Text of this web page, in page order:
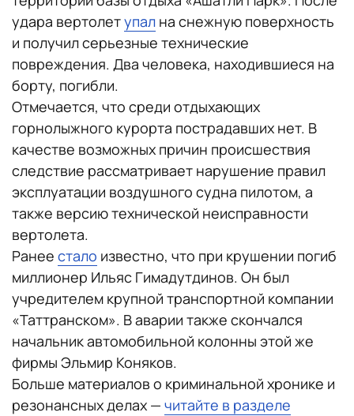
удара вертолетупал на снежную поверхность
и получил серьезные технические
повреждения. Два человека, находившиеся на
борту, погибли.
Отмечается, что среди отдыхающих
горнолыжного курорта пострадавших нет. В
качестве возможных причин происшествия
следствие рассматривает нарушение правил
эксплуатации воздушного судна пилотом, а
также версию технической неисправности
вертолета.
Ранее стало известно, что при крушении погиб
миллионер Ильяс Гимадутдинов. Он был
учредителем крупной транспортной компании
«Таттранском». В аварии также скончался
начальник автомобильной колонны этой же
фирмы Эльмир Коняков.
Больше материалов о криминальной хронике и
резонансных делах — читайте в разделе